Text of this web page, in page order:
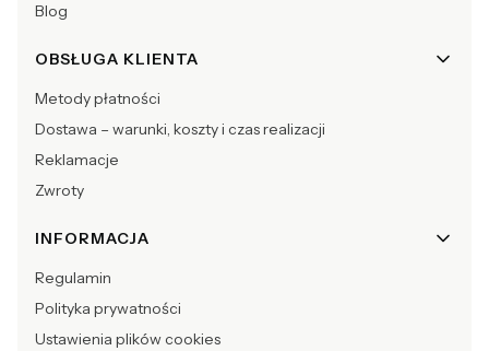
Blog
OBSŁUGA KLIENTA
Metody płatności
Dostawa – warunki, koszty i czas realizacji
Reklamacje
Zwroty
INFORMACJA
Regulamin
Polityka prywatności
Ustawienia plików cookies